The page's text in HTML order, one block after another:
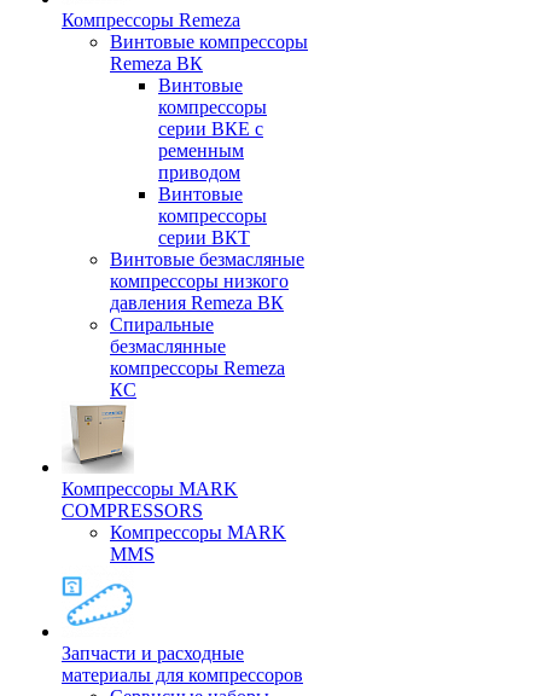
Компрессоры Remeza
Винтовые компрессоры
Remeza ВК
Винтовые
компрессоры
серии ВКЕ с
ременным
приводом
Винтовые
компрессоры
серии ВКТ
Винтовые безмасляные
компрессоры низкого
давления Remeza ВК
Спиральные
безмаслянные
компрессоры Remeza
КС
Компрессоры MARK
COMPRESSORS
Компрессоры MARK
MMS
Запчасти и расходные
материалы для компрессоров